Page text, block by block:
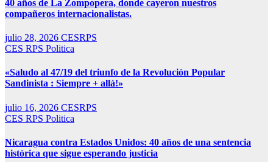
40 años de La Zompopera, donde cayeron nuestros
compañeros internacionalistas.
julio 28, 2026 CESRPS
CES RPS Politica
«Saludo al 47/19 del triunfo de la Revolución Popular
Sandinista : Siempre + allá!»
julio 16, 2026 CESRPS
CES RPS Politica
Nicaragua contra Estados Unidos: 40 años de una sentencia
histórica que sigue esperando justicia